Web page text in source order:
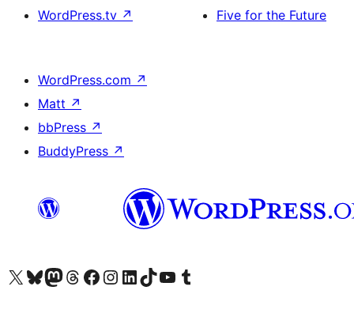
WordPress.tv ↗
Five for the Future
WordPress.com ↗
Matt ↗
bbPress ↗
BuddyPress ↗
Visite a nossa conta X (antigo Twitter)
Visit our Bluesky account
Visit our Mastodon account
Visit our Threads account
Visite a nossa página do Facebook
Visite a nossa conta no Instagram
Visite a nossa conta no LinkedIn
Visit our TikTok account
Visit our YouTube channel
Visit our Tumblr account